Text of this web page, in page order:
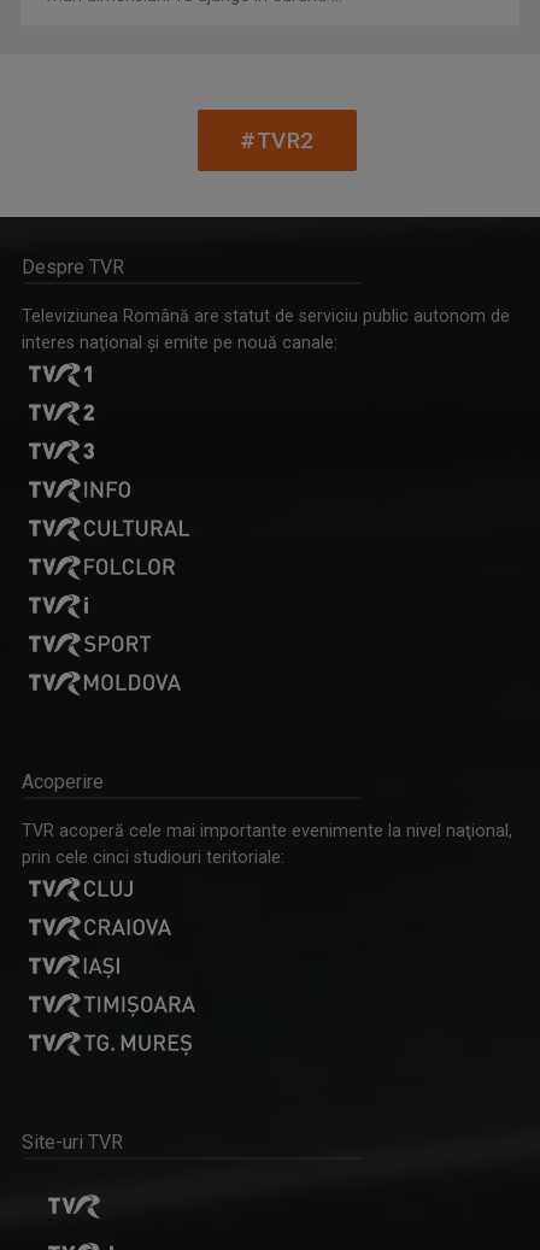
O călătorie fascinantă prin cele mai sălbatice ...
D’ALE LU’ MITICĂ
„D’ale lu’ Mitică” este o emisiune de reportaj ...
TONOMATUL DP2
În fiecare seară de luni până joi, Studioul ...
DESTINE CA-N FILME
ALEXANDRU BUCUR
Pasionat de pescuit încă din copilărie, ...
#TVR2
Despre TVR
Televiziunea Română are statut de serviciu public autonom de
interes naţional şi emite pe nouă canale:
Acoperire
TVR acoperă cele mai importante evenimente la nivel naţional,
prin cele cinci studiouri teritoriale:
Site-uri TVR